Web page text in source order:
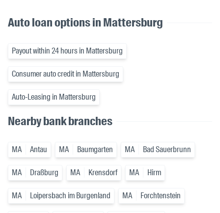
Auto loan options in Mattersburg
Payout within 24 hours in Mattersburg
Consumer auto credit in Mattersburg
Auto-Leasing in Mattersburg
Nearby bank branches
MA Antau MA Baumgarten MA Bad Sauerbrunn
MA Draßburg MA Krensdorf MA Hirm
MA Loipersbach im Burgenland MA Forchtenstein